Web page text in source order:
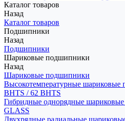
Каталог товаров
Назад
Каталог товаров
Подшипники
Назад
Подшипники
Шариковые подшипники
Назад
Шариковые подшипники
Высокотемпературные шариковые
BHTS / 62 BHTS
Гибридные однорядные
GLASS
Двухрядные радиальные